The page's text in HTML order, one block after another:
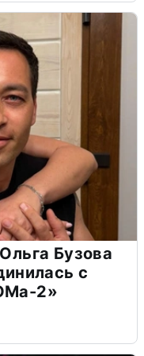
Бузова
с
2»